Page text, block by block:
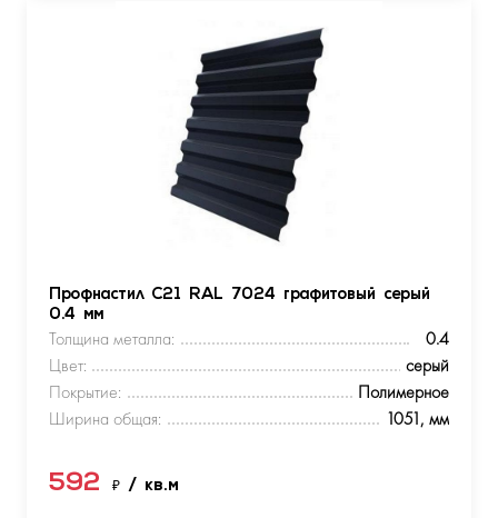
Профнастил С21 RAL 7024 графитовый серый
0.4 мм
Толщина металла:
0.4
Цвет:
серый
Покрытие:
Полимерное
Ширина общая:
1051, мм
592 ₽ / кв.м